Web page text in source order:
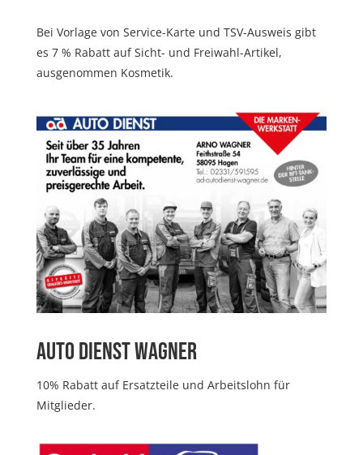
Bei Vorlage von Service-Karte und TSV-Ausweis gibt
es 7 % Rabatt auf Sicht- und Freiwahl-Artikel,
ausgenommen Kosmetik.
Auto Dienst Wagner
10% Rabatt auf Ersatzteile und Arbeitslohn für
Mitglieder.